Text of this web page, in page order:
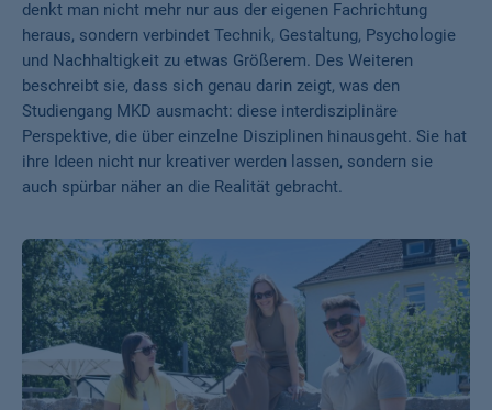
denkt man nicht mehr nur aus der eigenen Fachrichtung
heraus, sondern verbindet Technik, Gestaltung, Psychologie
und Nachhaltigkeit zu etwas Größerem. Des Weiteren
beschreibt sie, dass sich genau darin zeigt, was den
Studiengang MKD ausmacht: diese interdisziplinäre
Perspektive, die über einzelne Disziplinen hinausgeht. Sie hat
ihre Ideen nicht nur kreativer werden lassen, sondern sie
auch spürbar näher an die Realität gebracht.